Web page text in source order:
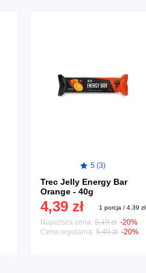
5 (3)
Trec Jelly Energy Bar
Orange - 40g
4,39 zł 1 porcja / 4,39 zł
Najniższa cena: 5,49 zł -20%
Cena regularna: 5,49 zł -20%